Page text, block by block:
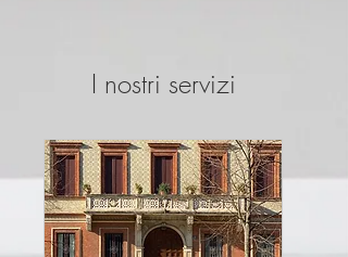
I nostri servizi